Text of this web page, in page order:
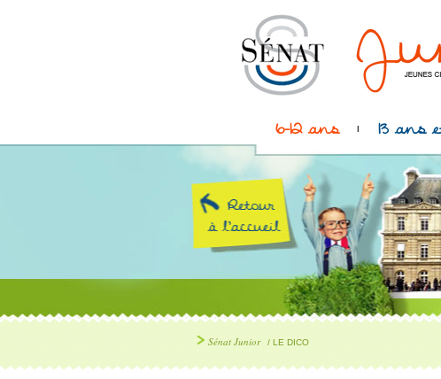
6-12 ans 13 ans
Sénat Junior / LE DICO